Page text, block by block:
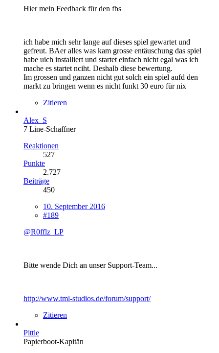
Hier mein Feedback für den fbs
ich habe mich sehr lange auf dieses spiel gewartet und
gefreut. BAer alles was kam grosse entäuschung das spiel
habe uich installiert und startet einfach nicht egal was ich
mache es startet nciht. Deshalb diese bewertung.
Im grossen und ganzen nicht gut solch ein spiel aufd den
markt zu bringen wenn es nicht funkt 30 euro für nix
Zitieren
Alex_S
7 Line-Schaffner
Reaktionen
527
Punkte
2.727
Beiträge
450
10. September 2016
#189
@R0fflz_LP
Bitte wende Dich an unser Support-Team...
http://www.tml-studios.de/forum/support/
Zitieren
Pittie
Papierboot-Kapitän